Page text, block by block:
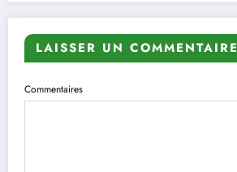
LAISSER UN COMMENTAIRE
Commentaires